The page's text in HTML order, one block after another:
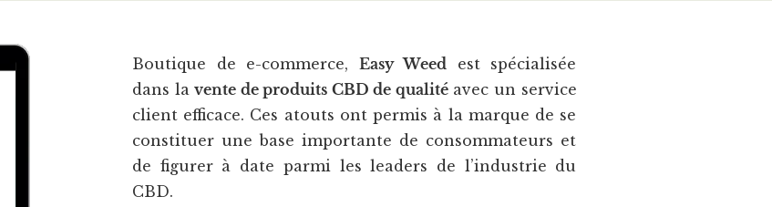
Boutique de e-commerce,Easy Weed est spécialisée
dans lavente de produits CBD de qualitéavec un service
client efficace. Ces atouts ont permis à la marque de se
constituer une base importante de consommateurs et
de figurer à date parmi les leaders de l’industrie du
CBD.